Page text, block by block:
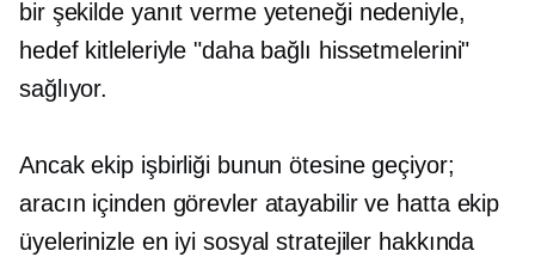
bir şekilde yanıt verme yeteneği nedeniyle,
hedef kitleleriyle "daha bağlı hissetmelerini"
sağlıyor.
Ancak ekip işbirliği bunun ötesine geçiyor;
aracın içinden görevler atayabilir ve hatta ekip
üyelerinizle en iyi sosyal stratejiler hakkında